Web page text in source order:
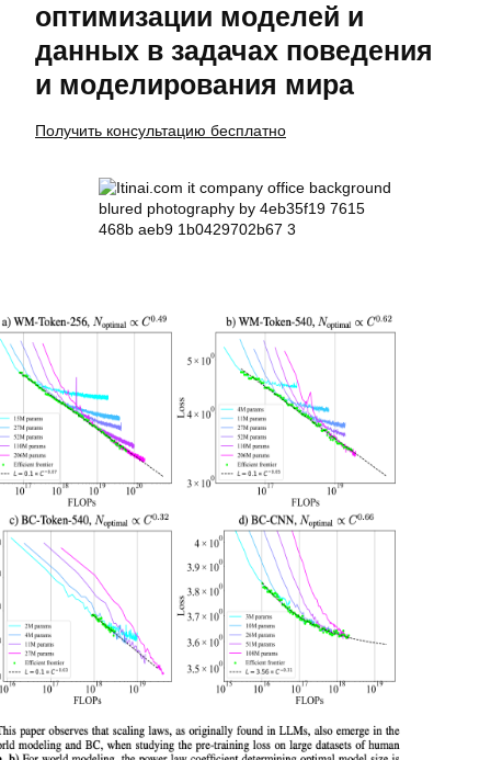
оптимизации моделей и
данных в задачах поведения
и моделирования мира
Получить консультацию бесплатно